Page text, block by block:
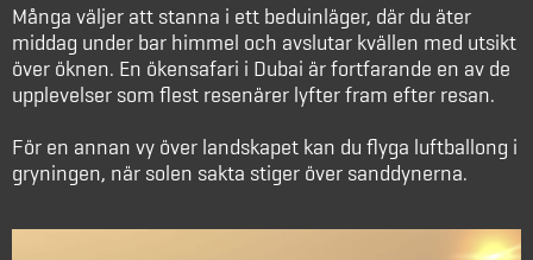
Många väljer att stanna i ett beduinläger, där du äter
middag under bar himmel och avslutar kvällen med utsikt
över öknen. En ökensafari i Dubai är fortfarande en av de
upplevelser som flest resenärer lyfter fram efter resan.
För en annan vy över landskapet kan du flyga luftballong i
gryningen, när solen sakta stiger över sanddynerna.